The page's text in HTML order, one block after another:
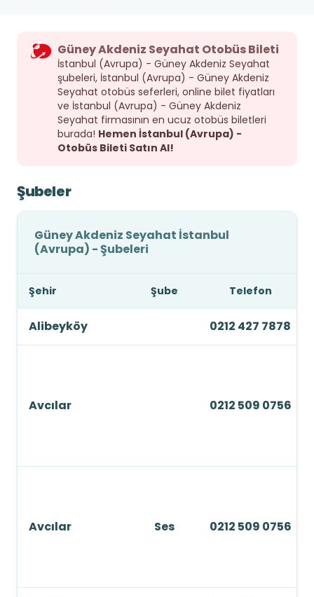
Güney Akdeniz Seyahat Otobüs Bileti
İstanbul (Avrupa) - Güney Akdeniz Seyahat
şubeleri, İstanbul (Avrupa) - Güney Akdeniz
Seyahat otobüs seferleri, online bilet fiyatları
ve İstanbul (Avrupa) - Güney Akdeniz
Seyahat firmasının en ucuz otobüs biletleri
burada! Hemen İstanbul (Avrupa) -
Otobüs Bileti Satın Al!
Şubeler
Güney Akdeniz Seyahat İstanbul
(Avrupa) - Şubeleri
Şehir Şube Telefon
Alibeyköy 0212 427 7878
Avcılar 0212 509 0756
Avcılar Ses 0212 509 0756